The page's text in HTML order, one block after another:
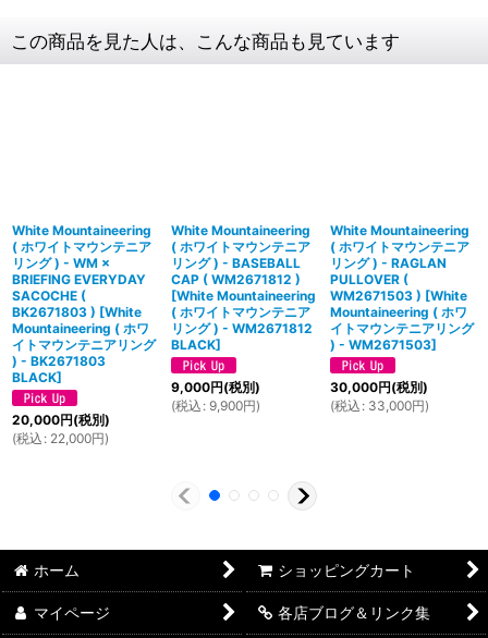
この商品を見た人は、こんな商品も見ています
White Mountaineering
( ホワイトマウンテニア
リング ) - WM ×
BRIEFING EVERYDAY
SACOCHE (
BK2671803 ) [White
Mountaineering ( ホワ
イトマウンテニアリング
) - BK2671803
BLACK]
20,000円(税別)
(税込 : 22,000円)
White Mountaineering
( ホワイトマウンテニア
リング ) - BASEBALL
CAP ( WM2671812 )
[White Mountaineering
( ホワイトマウンテニア
リング ) - WM2671812
BLACK]
9,000円(税別)
(税込 : 9,900円)
White Mountaineering
( ホワイトマウンテニア
リング ) - RAGLAN
PULLOVER (
WM2671503 ) [White
Mountaineering ( ホワ
イトマウンテニアリング
) - WM2671503]
30,000円(税別)
(税込 : 33,000円)
ホーム ショッピングカート
マイページ 各店ブログ＆リンク集